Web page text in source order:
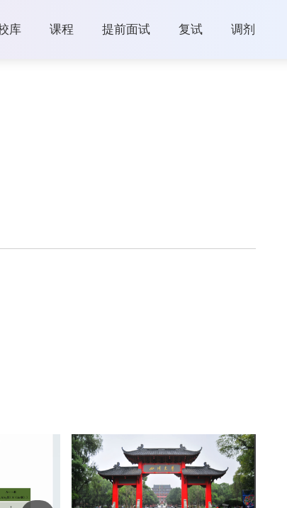
库 课程 提前面试 复试 调剂